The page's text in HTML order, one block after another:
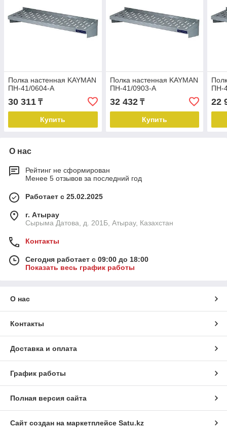
Полка настенная KAYMAN
ПН-41/0604-А
30 311 ₸
Купить
Полка настенная KAYMAN
ПН-41/0903-А
32 432₸
Купить
ПН-
22
О нас
Рейтинг не сформирован
Менее 5 отзывов за последний год
Работает с 25.02.2025
г. Атырау
Сырыма Датова, д. 201Б, Атырау, Казахстан
Контакты
Сегодня работает с 09:00 до 18:00
Показать весь график работы
О нас
Контакты
Доставка и оплата
График работы
Полная версия сайта
Сайт создан на маркетплейсе Satu.kz